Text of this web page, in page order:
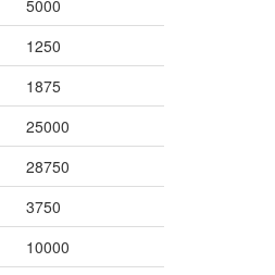
5000
1250
1875
25000
28750
3750
10000